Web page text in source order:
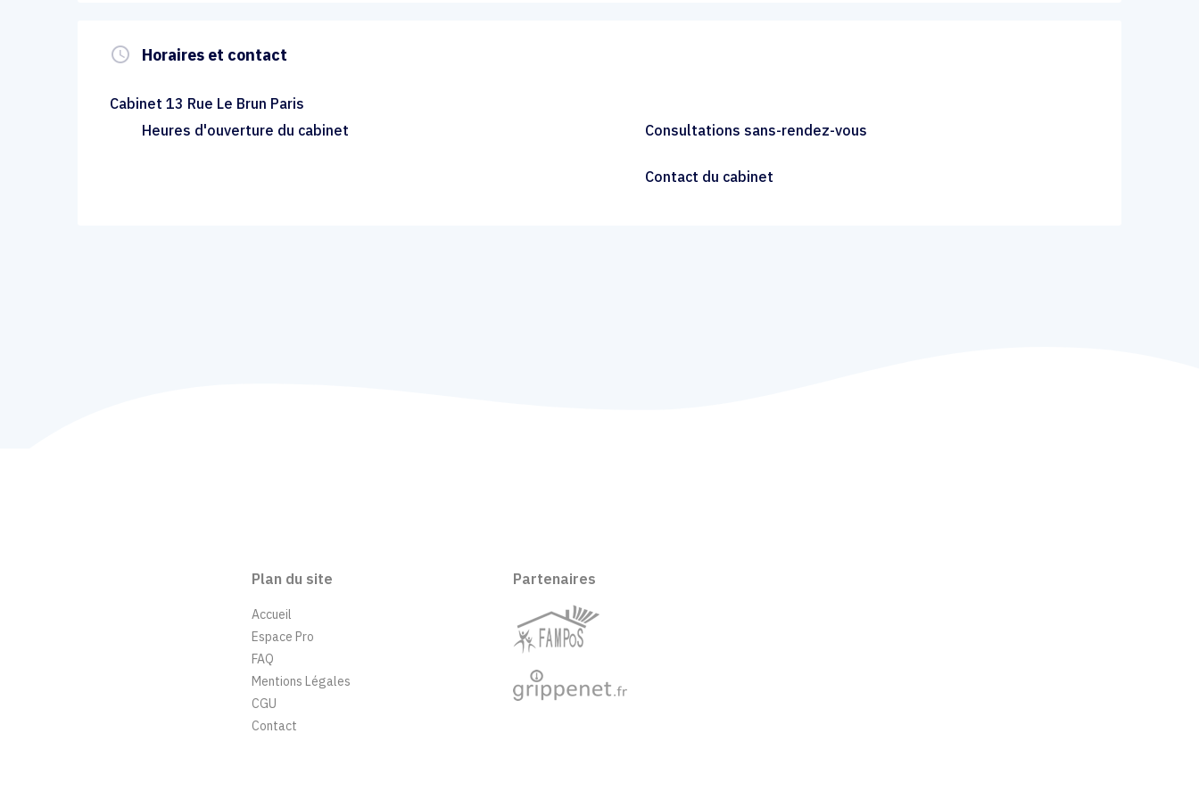
query_builder Horaires et contact
Cabinet 13 Rue Le Brun Paris
Heures d'ouverture du cabinet
Consultations sans-rendez-vous
Contact du cabinet
Plan du site
Accueil
Espace Pro
FAQ
Mentions Légales
CGU
Contact
Partenaires